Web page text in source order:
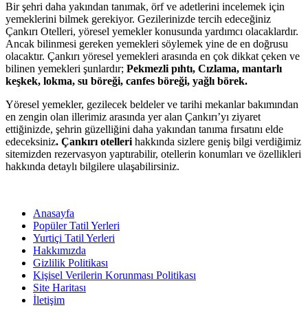
Bir şehri daha yakından tanımak, örf ve adetlerini incelemek için
yemeklerini bilmek gerekiyor. Gezilerinizde tercih edeceğiniz
Çankırı Otelleri, yöresel yemekler konusunda yardımcı olacaklardır.
Ancak bilinmesi gereken yemekleri söylemek yine de en doğrusu
olacaktır. Çankırı yöresel yemekleri arasında en çok dikkat çeken ve
bilinen yemekleri şunlardır; Pekmezli pıhtı, Cızlama, mantarlı
keşkek, lokma, su böreği, canfes böreği, yağlı börek.
Yöresel yemekler, gezilecek beldeler ve tarihi mekanlar bakımından
en zengin olan illerimiz arasında yer alan Çankırı’yı ziyaret
ettiğinizde, şehrin güzelliğini daha yakından tanıma fırsatını elde
edeceksiniz. Çankırı otelleri hakkında sizlere geniş bilgi verdiğimiz
sitemizden rezervasyon yaptırabilir, otellerin konumları ve özellikleri
hakkında detaylı bilgilere ulaşabilirsiniz.
Anasayfa
Popüler Tatil Yerleri
Yurtiçi Tatil Yerleri
Hakkımızda
Gizlilik Politikası
Kişisel Verilerin Korunması Politikası
Site Haritası
İletişim